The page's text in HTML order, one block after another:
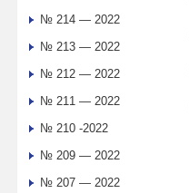
№ 214 — 2022
№ 213 — 2022
№ 212 — 2022
№ 211 — 2022
№ 210 -2022
№ 209 — 2022
№ 207 — 2022